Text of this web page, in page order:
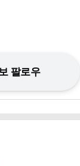
팔로우